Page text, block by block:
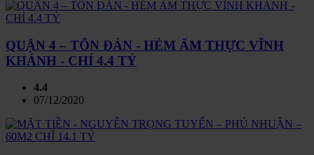
QUẬN 4 – TÔN ĐẢN - HẺM ẨM THỰC VĨNH
KHÁNH - CHỈ 4.4 TỶ
4.4
07/12/2020